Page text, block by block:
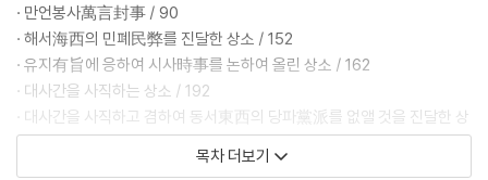
만언소의 내용은 당시 사회에 대한 전반적인 진단과 처방이라는 점에서 후
대에도 큰 영향을 미쳤다. 이이는 말미에서 백성들의 원기元氣가 이미 쇠
퇴해 10년이 못 가서 화란이 일어난다고 경고하고, ‘습속을 따르고 전례나
지키려는 의견들로 인해’ 흔들리지 말고 정성으로 해결책을 구하라고 권고
하였다.
이이는 우부승지로 재직하던 1574년(선조 7년) 왕의 구언교에 응해 올린
· 만언봉사萬言封事 / 90
· 해서海西의 민폐民弊를 진달한 상소 / 152
· 유지有旨에 응하여 시사時事를 논하여 올린 상소 / 162
· 대사간을 사직하는 상소 / 192
· 대사간을 사직하고 겸하여 동서東西의 당파黨派를 없앨 것을 진달한 상
소 /197
· 시폐時弊에 대해 진달한 상소 / 216
목차 더보기